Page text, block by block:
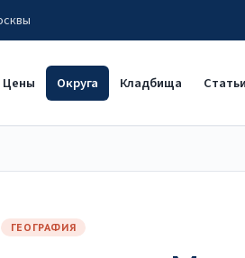
Цены Округа Кладбища
ГЕОГРАФИЯ